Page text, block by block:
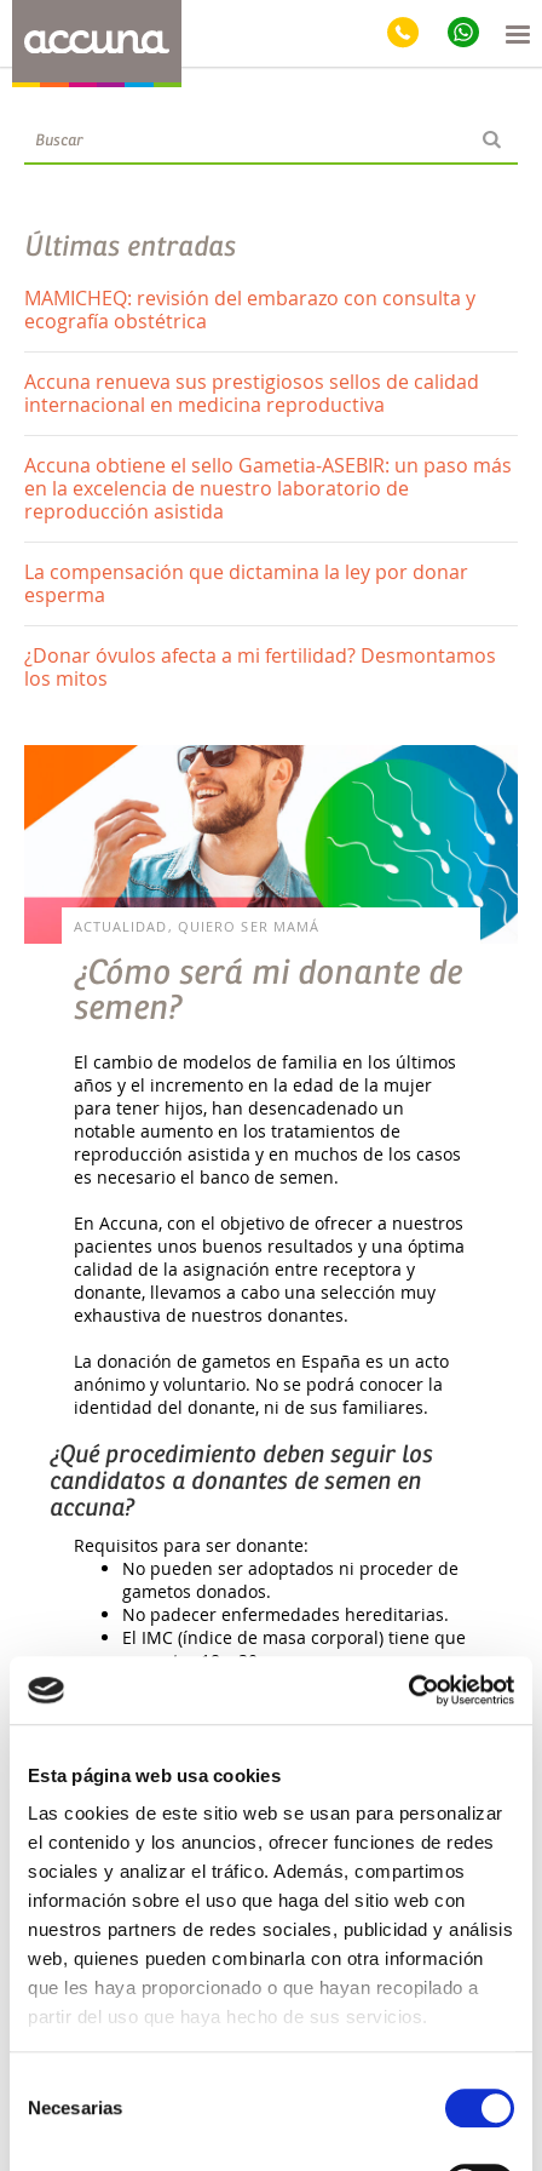
Esta página web usa cookies
Las cookies de este sitio web se usan para personalizar
el contenido y los anuncios, ofrecer funciones de redes
sociales y analizar el tráfico. Además, compartimos
información sobre el uso que haga del sitio web con
nuestros partners de redes sociales, publicidad y análisis
web, quienes pueden combinarla con otra información
que les haya proporcionado o que hayan recopilado a
partir del uso que haya hecho de sus servicios.
Necesarias
Blog
Últimas entradas
MAMICHEQ: revisión del embarazo con consulta y
ecografía obstétrica
Accuna renueva sus prestigiosos sellos de calidad
internacional en medicina reproductiva
Accuna obtiene el sello Gametia-ASEBIR: un paso más
en la excelencia de nuestro laboratorio de
reproducción asistida
La compensación que dictamina la ley por donar
esperma
¿Donar óvulos afecta a mi fertilidad? Desmontamos
los mitos
ACTUALIDAD, QUIERO SER MAMÁ
¿Cómo será mi donante de
semen?
El cambio de modelos de familia en los últimos
años y el incremento en la edad de la mujer
para tener hijos, han desencadenado un
notable aumento en los tratamientos de
reproducción asistida y en muchos de los casos
es necesario el banco de semen.
En Accuna, con el objetivo de ofrecer a nuestros
pacientes unos buenos resultados y una óptima
calidad de la asignación entre receptora y
donante, llevamos a cabo una selección muy
exhaustiva de nuestros donantes.
La donación de gametos en España es un acto
anónimo y voluntario. No se podrá conocer la
identidad del donante, ni de sus familiares.
¿Qué procedimiento deben seguir los
candidatos a donantes de semen en
accuna?
Requisitos para ser donante:
No pueden ser adoptados ni proceder de
gametos donados.
No padecer enfermedades hereditarias.
El IMC (índice de masa corporal) tiene que
ser entre 18 y 30.
le informa mediante una charla de los
compromiso serio, firmando consentimiento. Se
le facilitan cuestionarios para que rellene los
antecedentes familiares y personales de
enfermedades de los que sea conocedor.
El siguiente paso es abrir su historia clínica, allí
quedarán anotados datos de importante
relevancia como son la analíticas seminal,
serología, analítica genética, todo tipo de
pruebas médicas y evaluación psicológica.
compatibilidad genética para detectar si son
portadores de enfermedades recesivas